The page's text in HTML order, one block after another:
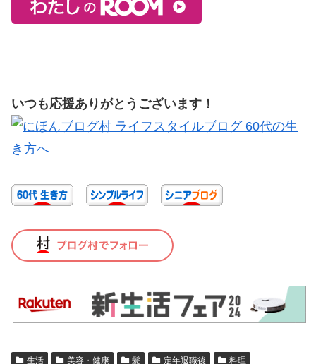
いつも応援ありがとうございます！
生活 美容・健康 髪 定年退職後 料理